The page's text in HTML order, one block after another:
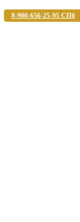
8-900-656-25-95 СПб